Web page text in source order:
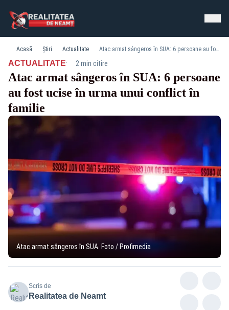
Acasă Știri Actualitate Atac armat sângeros în SUA: 6 persoane au fost ucise în urma unui conflict în familie
ACTUALITATE· 2 min citire
Atac armat sângeros în SUA: 6 persoane
au fost ucise în urma unui conflict în
familie
Atac armat sângeros în SUA. Foto / Profimedia
Scris de
Realitatea de Neamt